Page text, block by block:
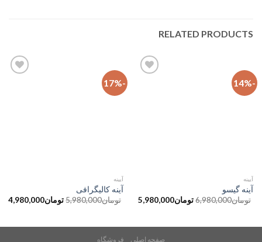
RELATED PRODUCTS
-14%
آیینه
آینه گیسو
تومان6,980,000تومان5,980,000
-17%
آیینه
آینه کالیگرافی
تومان5,980,000تومان4,980,000
صفحه اصلی فروشگاه